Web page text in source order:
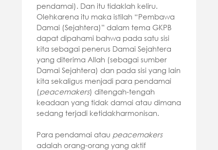
pendamai). Dan itu tidaklah keliru.
Olehkarena itu maka istilah “Pembawa
Damai (Sejahtera)” dalam tema GKPB
dapat dipahami bahwa pada satu sisi
kita sebagai penerus Damai Sejahtera
yang diterima Allah (sebagai sumber
Damai Sejahtera) dan pada sisi yang lain
kita sekaligus menjadi para pendamai
(peacemakers) ditengah-tengah
keadaan yang tidak damai atau dimana
sedang terjadi ketidakharmonisan.
Para pendamai atau peacemakers
adalah orang-orang yang aktif